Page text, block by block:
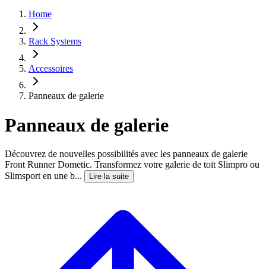
Home
Rack Systems
Accessoires
Panneaux de galerie
Panneaux de galerie
Découvrez de nouvelles possibilités avec les panneaux de galerie
Front Runner Dometic. Transformez votre galerie de toit Slimpro ou
Slimsport en une b...
Lire la suite